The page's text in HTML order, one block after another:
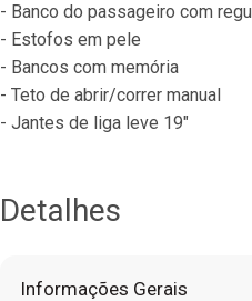
- Banco do passageiro com
- Estofos em pele
- Bancos com memória
- Teto de abrir/correr manual
- Jantes de liga leve 19"
Detalhes
Informações Gerais